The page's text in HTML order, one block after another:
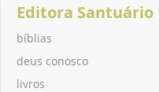
Editora Santuário
bíblias
deus conosco
livros